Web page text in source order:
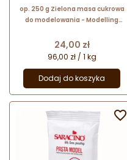
op. 250 g Zielona masa cukrowa
do modelowania - Modelling
elastyczna
Cena
24,00 zł
96,00 zł / 1 kg
Dodaj do koszyka
